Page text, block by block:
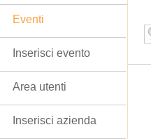
Eventi
Inserisci evento
Area utenti
Inserisci azienda